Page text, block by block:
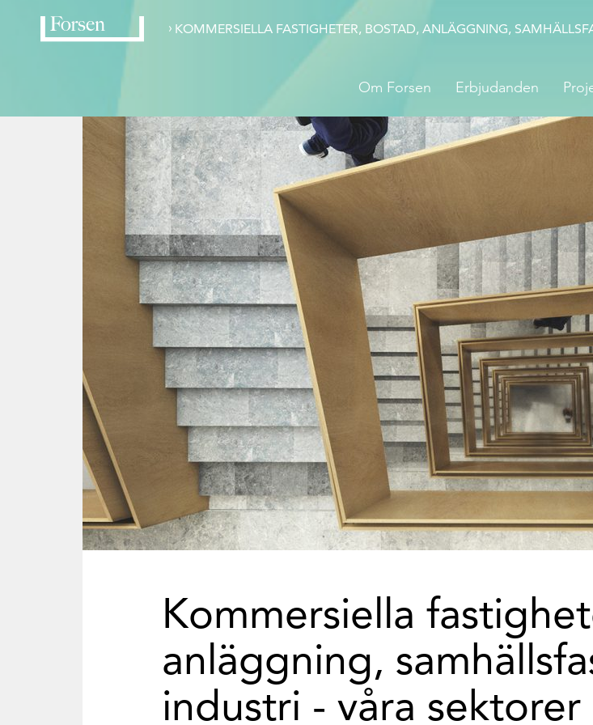
› KOMMERSIELLA FASTIGHETER, BOSTAD, ANLÄGGNING,
Om Forsen Erbjudanden
Kommersiella
anläggning,
industri - våra sektorer